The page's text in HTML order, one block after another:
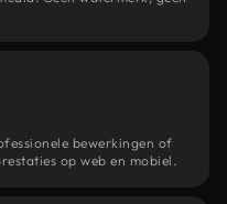
bewerkingen of
op web en mobiel.